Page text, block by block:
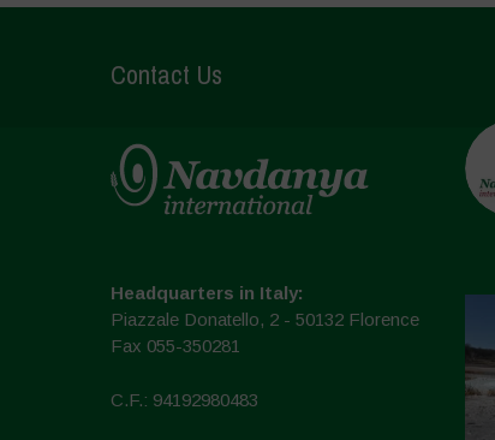
Contact Us
Headquarters in Italy:
Piazzale Donatello, 2 - 50132 Florence
Fax 055-350281
C.F.: 94192980483